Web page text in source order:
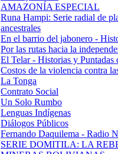
AMAZONÍA ESPECIAL
Runa Hampi: Serie radial de
ancestrales
En el barrio del jabonero -
Por las rutas hacia la
El Telar - Historias y Puntadas
Costos de la violencia contra
La Tonga
Contrato Social
Un Solo Rumbo
Lenguas Indígenas
Diálogos Públicos
Fernando Daquilema - Radio
SERIE DOMITILA: LA